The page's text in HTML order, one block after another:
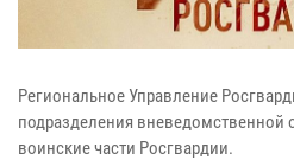
Региональное Управление
подразделения
воинские части Росгвардии.